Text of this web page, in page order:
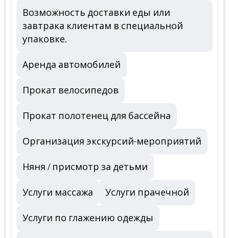
Возможность доставки еды или
завтрака клиентам в специальной
упаковке.
Аренда автомобилей
Прокат велосипедов
Прокат полотенец для бассейна
Организация экскурсий-мероприятий
Няня / присмотр за детьми
Услуги массажа Услуги прачечной
Услуги по глажению одежды